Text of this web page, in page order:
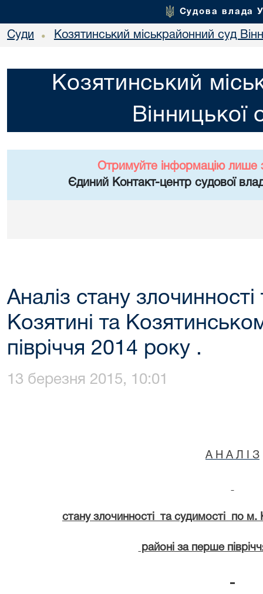
Судова влада
Суди • Козятинський міськрайонний суд
Козятинський
Вінницької
Отримуйте інформацію лише
Єдиний Контакт-центр судової
Аналіз стану
Козятині та
півріччя 2014 року .
13 березня 2015, 10:01
А Н А Л I З
стану злочинності та судимості по м.
районі за перше